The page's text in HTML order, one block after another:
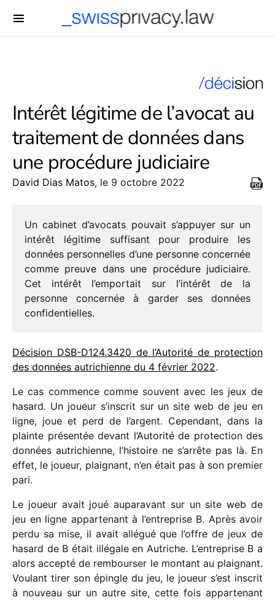
Intérêt légitime de l’avocat au
traitement de données dans
une procédure judiciaire
David Dias Matos, le 9 octobre 2022
Un cabi­net d’avocats pouvait s’appuyer sur un
inté­rêt légi­time suffi­sant pour produire les
données person­nelles d’une personne concer­née
comme preuve dans une procé­dure judi­ciaire.
Cet inté­rêt l’emportait sur l’intérêt de la
personne concer­née à garder ses données
confidentielles.
Décision DSB-D124.3420 de l’Autorité de protec­tion
des données autri­chienne du 4 février 2022.
Le cas commence comme souvent avec les jeux de
hasard. Un joueur s’inscrit sur un site web de jeu en
ligne, joue et perd de l’argent. Cependant, dans la
plainte présen­tée devant l’Autorité de protec­tion des
données autri­chienne, l’histoire ne s’arrête pas là. En
effet, le joueur, plai­gnant, n’en était pas à son premier
pari.
Le joueur avait joué aupa­ra­vant sur un site web de
jeu en ligne appar­te­nant à l’entreprise B. Après avoir
perdu sa mise, il avait allé­gué que l’offre de jeux de
hasard de B était illé­gale en Autriche. L’entreprise B a
alors accepté de rembour­ser le montant au plai­gnant.
Voulant tirer son épingle du jeu, le joueur s’est inscrit
à nouveau sur un autre site, cette fois appar­te­nant